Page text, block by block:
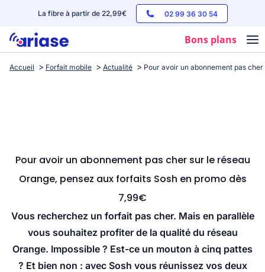
La fibre à partir de 22,99€ 02 99 36 30 54
Bons plans
Box internet
Streaming
Accueil Forfait mobile Actualité Pour avoir un abonnement pas
Pour avoir un abonnement pas cher sur le réseau
Orange, pensez aux forfaits Sosh en promo dès
7,99€
Vous recherchez un forfait pas cher. Mais en parallèle
vous souhaitez profiter de la qualité du réseau
Orange. Impossible ? Est-ce un mouton à cinq pattes
? Et bien non : avec Sosh vous réunissez vos deux